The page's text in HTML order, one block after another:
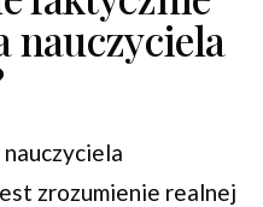
nauczyciela
zrozumienie realnej